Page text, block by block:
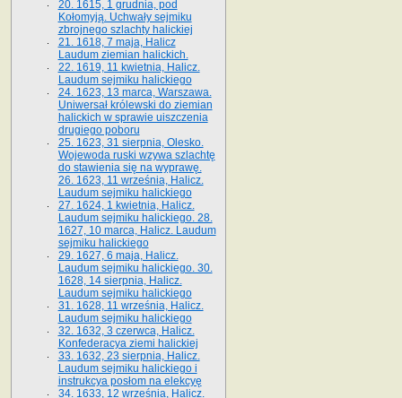
20. 1615, 1 grudnia, pod
Kołomyją. Uchwały sejmiku
zbrojnego szlachty halickiej
21. 1618, 7 maja, Halicz
Laudum ziemian halickich.
22. 1619, 11 kwietnia, Halicz.
Laudum sejmiku halickiego
24. 1623, 13 marca, Warszawa.
Uniwersał królewski do ziemian
halickich w sprawie uiszczenia
drugiego poboru
25. 1623, 31 sierpnia, Olesko.
Wojewoda ruski wzywa szlachtę
do stawienia się na wyprawę.
26. 1623, 11 września, Halicz.
Laudum sejmiku halickiego
27. 1624, 1 kwietnia, Halicz.
Laudum sejmiku halickiego. 28.
1627, 10 marca, Halicz. Laudum
sejmiku halickiego
29. 1627, 6 maja, Halicz.
Laudum sejmiku halickiego. 30.
1628, 14 sierpnia, Halicz.
Laudum sejmiku halickiego
31. 1628, 11 września, Halicz.
Laudum sejmiku halickiego
32. 1632, 3 czerwca, Halicz.
Konfederacya ziemi halickiej
33. 1632, 23 sierpnia, Halicz.
Laudum sejmiku halickiego i
instrukcya posłom na elekcyę
34. 1633, 12 września, Halicz.